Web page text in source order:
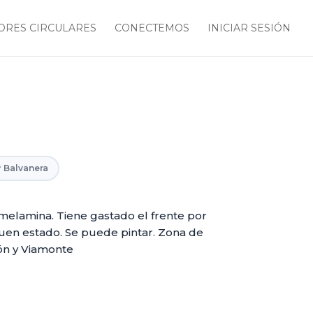
CIRCULARES CONECTEMOS INICIAR SESIÓN
Balvanera
Tiene gastado el frente por
estado. Se puede pintar. Zona de
y Viamonte